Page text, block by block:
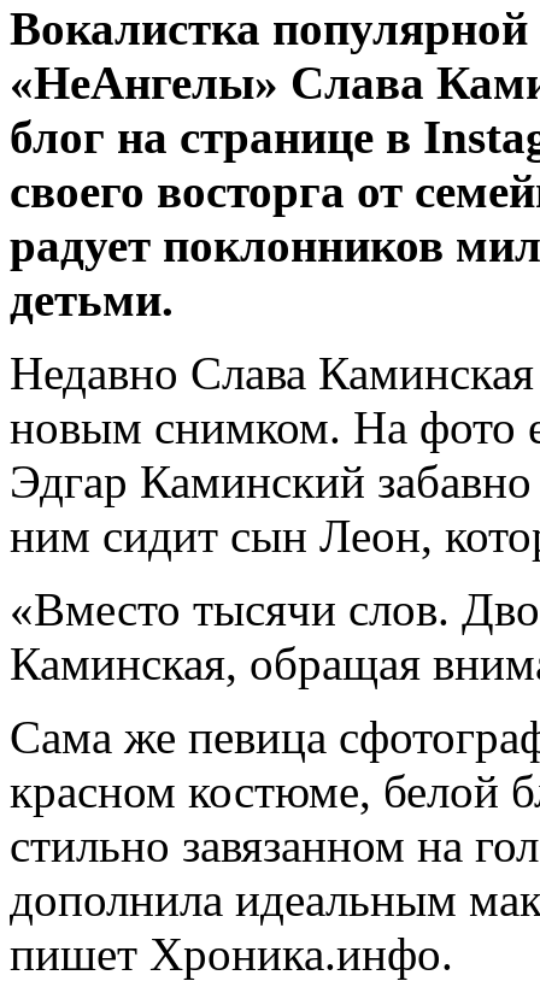
Вокалистка
«НеАнгелы» Слава
блог на странице в
своего восторга от
радует поклонников
детьми.
Недавно Слава
новым снимком. На фото
Эдгар Каминский
ним сидит сын Леон,
«Вместо тысячи слов.
Каминская, обращая
Сама же певица
красном костюме, белой
стильно завязанном на
дополнила идеальным
пишет Хроника.инфо.